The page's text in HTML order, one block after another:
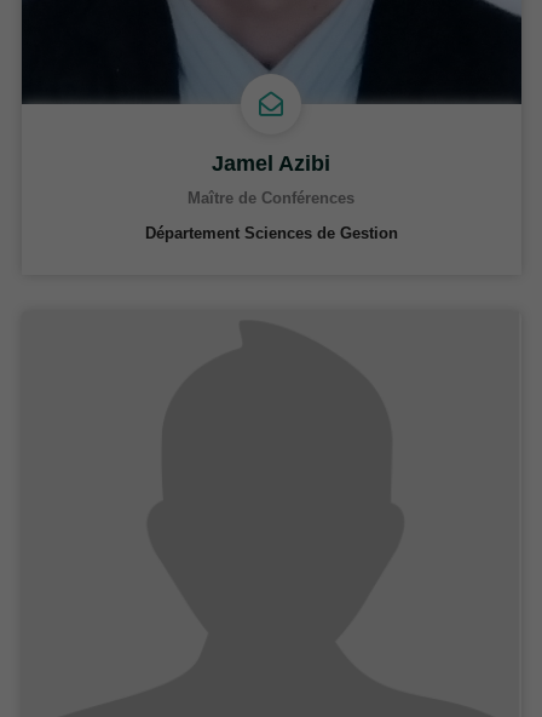
Jamel Azibi
Maître de Conférences
Département Sciences de Gestion